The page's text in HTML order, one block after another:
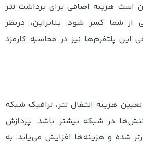
است هزینه‌ اضافی برای برداشت تتر
از شما کسر شود. بنابراین، درنظر
این پلتفرم‌ها نیز در محاسبه کارمزد
هزینه انتقال تتر، ترافیک شبکه
در شبکه بیشتر باشد، پردازش
شده و هزینه‌ها افزایش می‌یابد. به